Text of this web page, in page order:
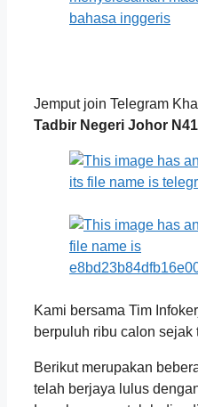
Jemput join Telegram
Tadbir Negeri Johor N41
Kami bersama Tim
berpuluh ribu calon sejak
Berikut merupakan
telah berjaya lulus